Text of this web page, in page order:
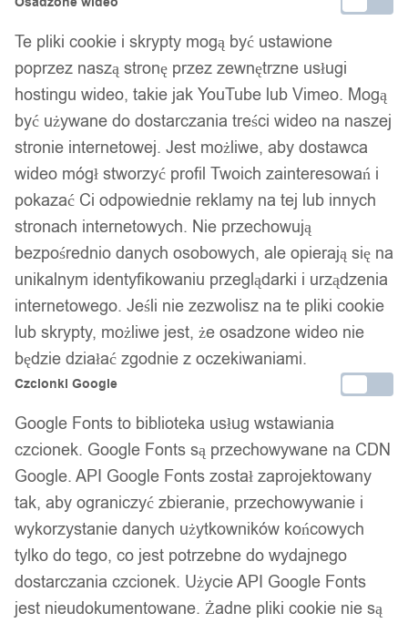
/ 9
Te pliki cookie i skrypty mogą być ustawione
poprzez naszą stronę przez zewnętrzne usługi
hostingu wideo, takie jak YouTube lub Vimeo. Mogą
być używane do dostarczania treści wideo na naszej
stronie internetowej. Jest możliwe, aby dostawca
wideo mógł stworzyć profil Twoich zainteresowań i
pokazać Ci odpowiednie reklamy na tej lub innych
stronach internetowych. Nie przechowują
bezpośrednio danych osobowych, ale opierają się na
unikalnym identyfikowaniu przeglądarki i urządzenia
internetowego. Jeśli nie zezwolisz na te pliki cookie
lub skrypty, możliwe jest, że osadzone wideo nie
będzie działać zgodnie z oczekiwaniami.
Czcionki Google
Google Fonts to biblioteka usług wstawiania
czcionek. Google Fonts są przechowywane na CDN
Google. API Google Fonts został zaprojektowany
tak, aby ograniczyć zbieranie, przechowywanie i
wykorzystanie danych użytkowników końcowych
tylko do tego, co jest potrzebne do wydajnego
dostarczania czcionek. Użycie API Google Fonts
jest nieudokumentowane. Żadne pliki cookie nie są